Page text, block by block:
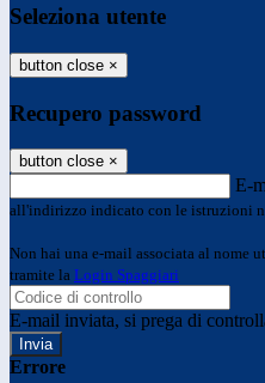
Seleziona utente
button close ×
Recupero password
button close ×
E-
all'indirizzo indicato con le istruzioni
Non hai una e-mail associata al nome
tramite la Login Spaggiari
E-mail inviata, si prega di
Errore